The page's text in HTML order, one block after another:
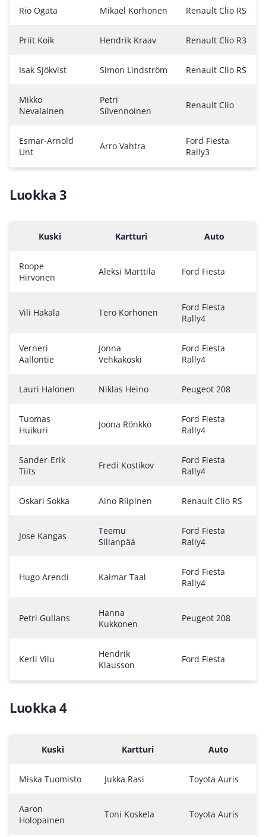
Rio Ogata Mikael Korhonen Renault Clio RS
Priit Koik Hendrik Kraav Renault Clio R3
Isak Sjökvist Simon Lindström Renault Clio RS
Mikko
Nevalainen
Petri
Silvennoinen
Renault Clio
Esmar-Arnold
Unt
Arro Vahtra
Ford Fiesta
Rally3
Luokka 3
Kuski Kartturi Auto
Roope
Hirvonen
Aleksi Marttila Ford Fiesta
Vili Hakala Tero Korhonen
Ford Fiesta
Rally4
Verneri
Aallontie
Jonna
Vehkakoski
Ford Fiesta
Rally4
Lauri Halonen Niklas Heino Peugeot 208
Tuomas
Huikuri
Joona Rönkkö
Ford Fiesta
Rally4
Sander-Erik
Tiits
Fredi Kostikov
Ford Fiesta
Rally4
Oskari Sokka Aino Riipinen Renault Clio RS
Jose Kangas
Teemu
Sillanpää
Ford Fiesta
Rally4
Hugo Arendi Kaimar Taal
Ford Fiesta
Rally4
Petri Gullans
Hanna
Kukkonen
Peugeot 208
Kerli Vilu
Hendrik
Klausson
Ford Fiesta
Luokka 4
Kuski Kartturi Auto
Miska Tuomisto Jukka Rasi Toyota Auris
Aaron
Holopainen
Toni Koskela Toyota Auris